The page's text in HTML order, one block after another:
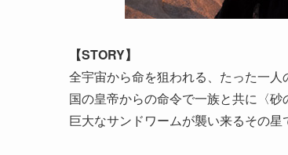
【STORY】
全宇宙から命を狙われる、たった一
国の皇帝からの命令で一族と共に〈砂
巨大なサンドワームが襲い来るその